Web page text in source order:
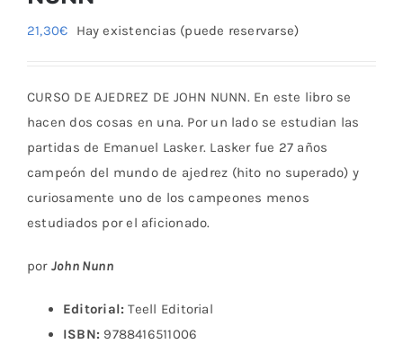
21,30€ Hay existencias (puede reservarse)
CURSO DE AJEDREZ DE JOHN NUNN. En este libro se
hacen dos cosas en una. Por un lado se estudian las
partidas de Emanuel Lasker. Lasker fue 27 años
campeón del mundo de ajedrez (hito no superado) y
curiosamente uno de los campeones menos
estudiados por el aficionado.
por John Nunn
Editorial: Teell Editorial
ISBN: 9788416511006